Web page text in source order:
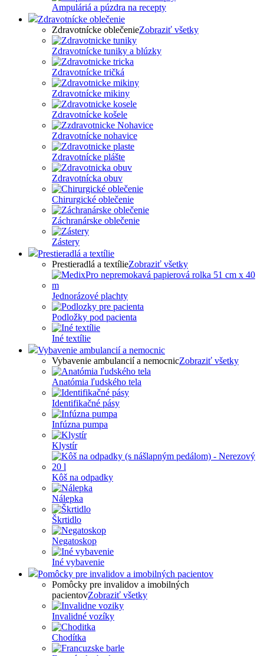
Ampuláriá a púzdra na recepty
Zdravotnícke oblečenie
Zdravotnícke oblečenieZobraziť všetky
Zdravotnícke tuniky a blúzky
Zdravotnícke tričká
Zdravotnícke mikiny
Zdravotnícke košele
Zdravotnícke nohavice
Zdravotnícke plášte
Zdravotnícka obuv
Chirurgické oblečenie
Záchranárske oblečenie
Zástery
Prestieradlá a textílie
Prestieradlá a textílieZobraziť všetky
Jednorázové plachty
Podložky pod pacienta
Iné textílie
Vybavenie ambulancií a nemocnic
Vybavenie ambulancií a nemocnicZobraziť všetky
Anatómia ľudského tela
Identifikačné pásy
Infúzna pumpa
Klystír
Kôš na odpadky
Nálepka
Škrtidlo
Negatoskop
Iné vybavenie
Pomôcky pre invalidov a imobilných pacientov
Pomôcky pre invalidov a imobilných
pacientovZobraziť všetky
Invalidné vozíky
Chodítka